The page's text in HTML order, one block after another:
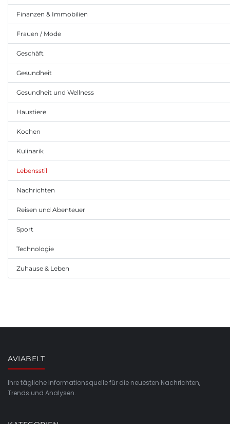
Finanzen & Immobilien
Frauen / Mode
Geschäft
Gesundheit
Gesundheit und Wellness
Haustiere
Kochen
Kulinarik
Lebensstil
Nachrichten
Reisen und Abenteuer
Sport
Technologie
Zuhause & Leben
AVIABELT
Ihre tägliche Informationsquelle für die neuesten Nachrichten,
Trends und Analysen.